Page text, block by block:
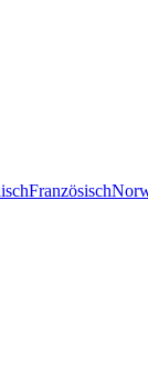
Französisch